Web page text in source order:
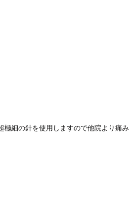
極細の針を使用しますので他院より痛み